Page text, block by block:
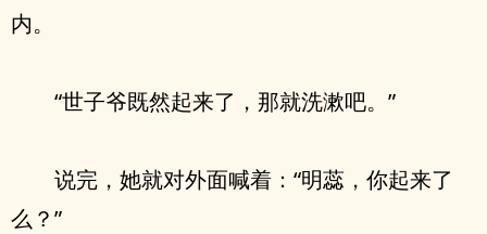
内。
“世子爷既然起来了，那就洗漱吧。”
说完，她就对外面喊着：“明蕊，你起来了
么？”